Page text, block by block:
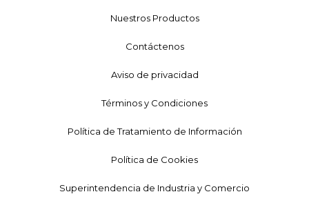
Nuestros Productos
Contáctenos
Aviso de privacidad
Términos y Condiciones
Política de Tratamiento de Información
Política de Cookies
Superintendencia de Industria y Comercio